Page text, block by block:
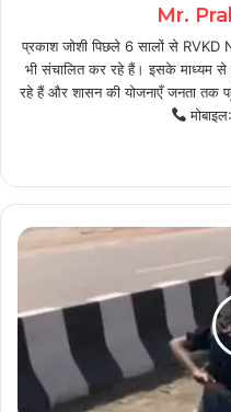
Mr.
प्रकाश जोशी पिछले 6 सालों से
भी संचालित कर रहे हैं। इसके माध्यम से
रहे हैं और शासन की योजनाएँ जनता तक